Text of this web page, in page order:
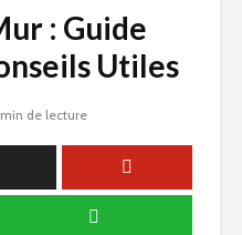
: Guide
Utiles
de lecture